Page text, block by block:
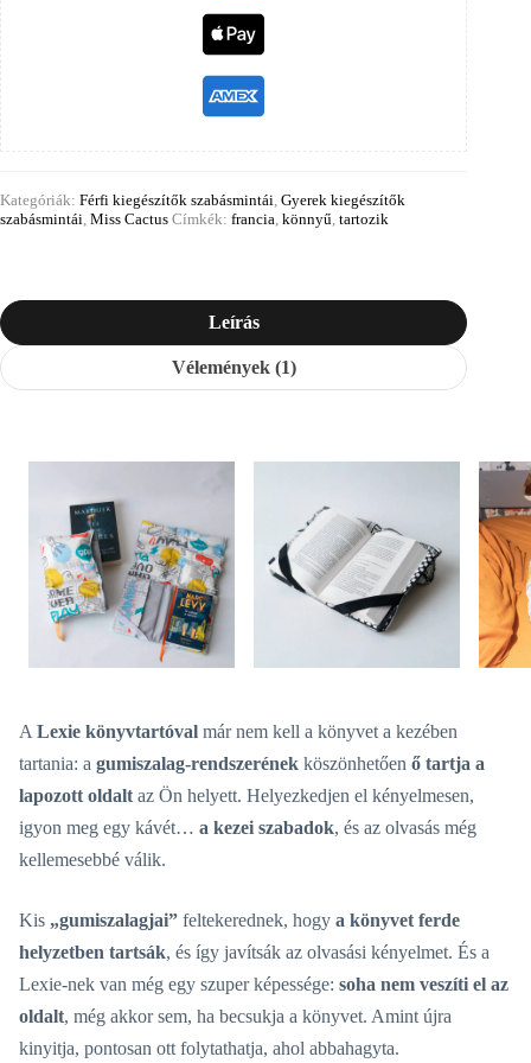
Kategóriák: Férfi kiegészítők szabásmintái Gyerek kiegészítők
szabásmintái Miss Cactus Címkék: francia könnyű tartozik
Leírás
Vélemények (1)
A Lexie könyvtartóval már nem kell a könyvet a kezében
tartania: a gumiszalag-rendszerének köszönhetően ő tartja a
lapozott oldalt az Ön helyett. Helyezkedjen el kényelmesen,
igyon meg egy kávét… a kezei szabadok, és az olvasás még
kellemesebbé válik.
Kis „gumiszalagjai” feltekerednek, hogy a könyvet ferde
helyzetben tartsák, és így javítsák az olvasási kényelmet. És a
Lexie-nek van még egy szuper képessége: soha nem veszíti el az
oldalt, még akkor sem, ha becsukja a könyvet. Amint újra
kinyitja, pontosan ott folytathatja, ahol abbahagyta.